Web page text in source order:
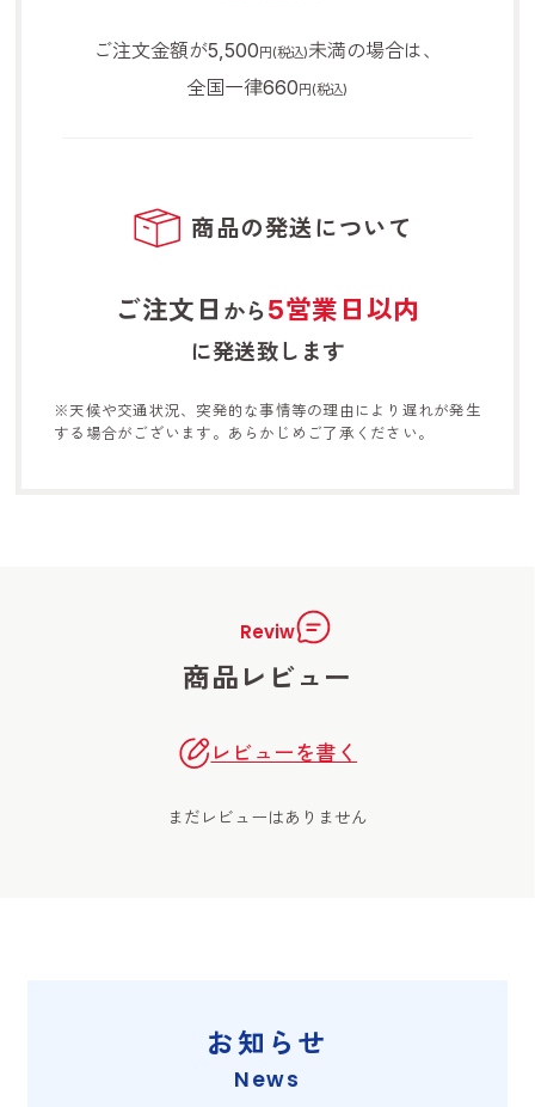
ご注文金額が5,500 円(税込)未満の場合は、
全国一律660 円(税込)
商品の発送について
ご注文日 から5営業日以内
に発送致します
※天候や交通状況、突発的な事情等の理由により遅れが発生
する 場合がございます。あらかじめご了承ください。
Reviw
商品レビュー
レビューを書く
まだレビューはありません
お知らせ
News